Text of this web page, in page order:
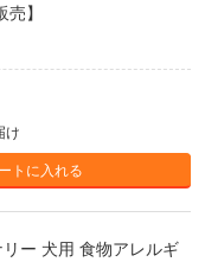
】
け
トに入れる
ー 犬用 食物アレルギ